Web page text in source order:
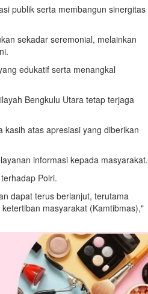
publik serta membangun sinergitas
sekadar seremonial, melainkan
edukatif serta menangkal
Bengkulu Utara tetap terjaga
kasih atas apresiasi yang diberikan
informasi kepada masyarakat.
Polri.
dapat terus berlanjut, terutama
masyarakat (Kamtibmas),"